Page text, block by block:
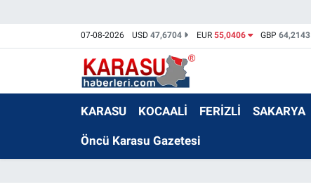
07-08-2026 USD47,6704 EUR 55,0406 GBP64,2143
KARASU KOCAALİ FERİZLİ SAKARYA
Öncü Karasu Gazetesi